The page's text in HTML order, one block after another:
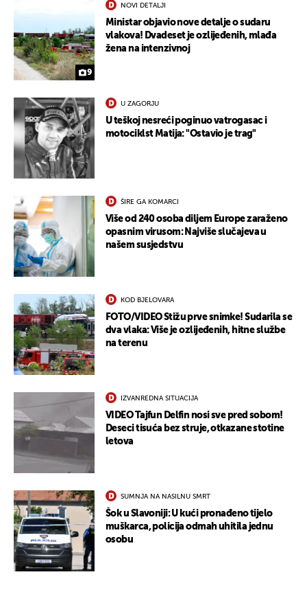
9
NOVI DETALJI
Ministar objavio nove detalje o sudaru
vlakova! Dvadeset je ozlijeđenih, mlađa
žena na intenzivnoj
U ZAGORJU
U teškoj nesreći poginuo vatrogasac i
motociklst Matija: "Ostavio je trag"
ŠIRE GA KOMARCI
Više od 240 osoba diljem Europe zaraženo
opasnim virusom: Najviše slučajeva u
našem susjedstvu
KOD BJELOVARA
FOTO/VIDEO Stižu prve snimke! Sudarila se
dva vlaka: Više je ozlijeđenih, hitne službe
na terenu
IZVANREDNA SITUACIJA
VIDEO Tajfun Delfin nosi sve pred sobom!
Deseci tisuća bez struje, otkazane stotine
letova
SUMNJA NA NASILNU SMRT
Šok u Slavoniji: U kući pronađeno tijelo
muškarca, policija odmah uhitila jednu
osobu
UKLJUČITE NOTIFIKACIJE